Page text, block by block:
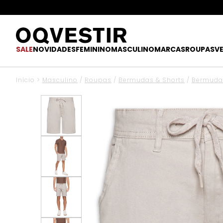
SALENOVIDADESFEMININOMASCULINOMARCASROUPAS
Início > Masculino / Roupas / Bermudas & Shorts /